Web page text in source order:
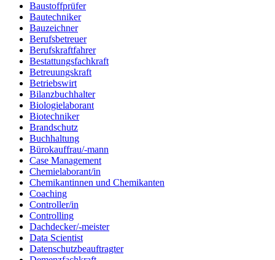
Baustoffprüfer
Bautechniker
Bauzeichner
Berufsbetreuer
Berufskraftfahrer
Bestattungsfachkraft
Betreuungskraft
Betriebswirt
Bilanzbuchhalter
Biologielaborant
Biotechniker
Brandschutz
Buchhaltung
Bürokauffrau/-mann
Case Management
Chemielaborant/in
Chemikantinnen und Chemikanten
Coaching
Controller/in
Controlling
Dachdecker/-meister
Data Scientist
Datenschutzbeauftragter